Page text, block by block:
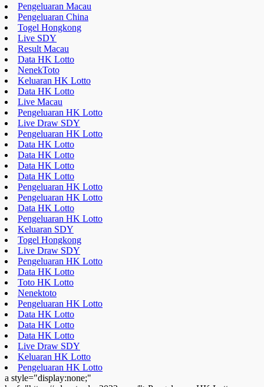
Pengeluaran Macau
Pengeluaran China
Togel Hongkong
Live SDY
Result Macau
Data HK Lotto
NenekToto
Keluaran HK Lotto
Data HK Lotto
Live Macau
Pengeluaran HK Lotto
Live Draw SDY
Pengeluaran HK Lotto
Data HK Lotto
Data HK Lotto
Data HK Lotto
Data HK Lotto
Pengeluaran HK Lotto
Pengeluaran HK Lotto
Data HK Lotto
Pengeluaran HK Lotto
Keluaran SDY
Togel Hongkong
Live Draw SDY
Pengeluaran HK Lotto
Data HK Lotto
Toto HK Lotto
Nenektoto
Pengeluaran HK Lotto
Data HK Lotto
Data HK Lotto
Data HK Lotto
Live Draw SDY
Keluaran HK Lotto
Pengeluaran HK Lotto
a style="display:none;"